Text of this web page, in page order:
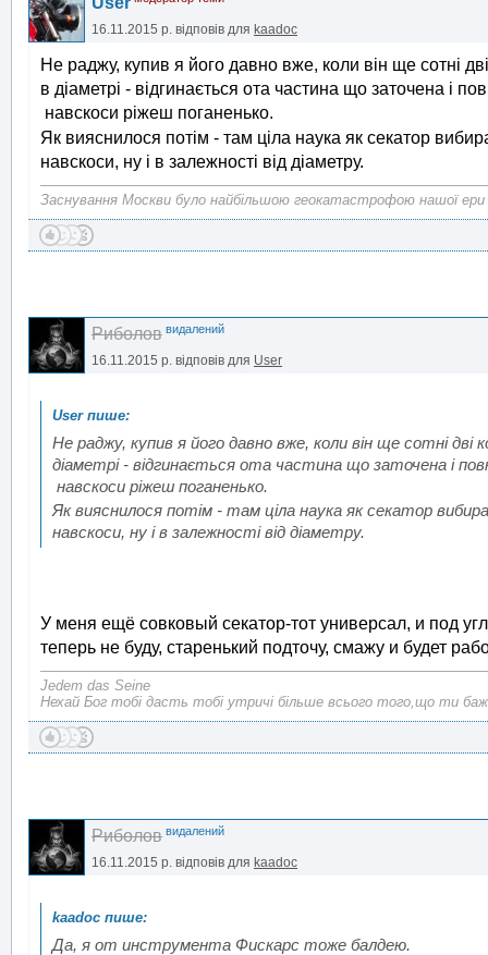
16.11.2015 р. відповів для kaadoc
Не раджу, купив я його давно вже, коли він ще сотні
в діаметрі - відгинається ота частина що заточена і
навскоси ріжеш поганенько.
Як вияснилося потім - там ціла наука як секатор
навскоси, ну і в залежності від діаметру.
Заснування Москви було найбільшою геокатастрофою нашої ери
Риболов видалений
16.11.2015 р. відповів для User
Не раджу, купив я його давно вже, коли він ще сотні
діаметрі - відгинається ота частина що заточена і
навскоси ріжеш поганенько.
Як вияснилося потім - там ціла наука як секатор
навскоси, ну і в залежності від діаметру.
У меня ещё совковый секатор-тот универсал, и под
теперь не буду, старенький подточу, смажу и будет
Jedem das Seine
Нехай Бог тобі дасть тобі утричі більше всього того,що ти
Риболов видалений
16.11.2015 р. відповів для kaadoc
Да, я от инструмента Фискарс тоже балдею.